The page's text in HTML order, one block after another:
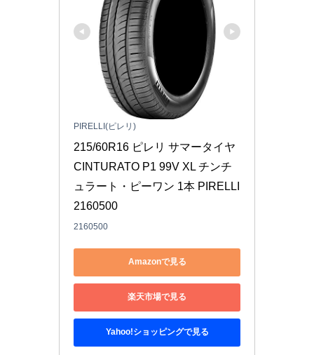
PIRELLI(ピレリ)
215/60R16 ピレリ サマータイヤ
CINTURATO P1 99V XL チンチ
ュラート・ピーワン 1本 PIRELLI
2160500
2160500
Amazonで見る
楽天市場で見る
Yahoo!ショッピングで見る